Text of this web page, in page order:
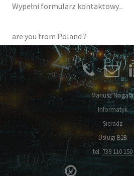
Wypełni formularz kontaktowy...
are you from Poland ?
Mariusz Nogala
Informatyk
Sieradz
Usługi B2B
tel. 739 110 150